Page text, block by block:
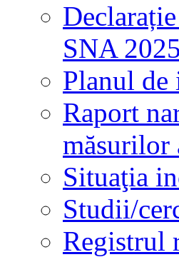
SNA 2025
Planul
Raport
măsurilor
Situaţia
Studii/
Registrul